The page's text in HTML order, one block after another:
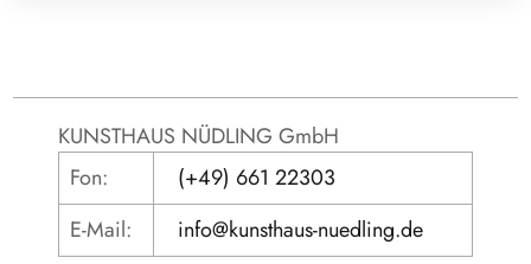
KUNSTHAUS NÜDLING GmbH
Fon:
(+49) 661 22303
E-Mail:
info@kunsthaus-nuedling.de